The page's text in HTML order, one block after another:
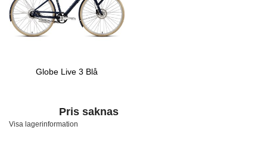
Globe Live 3 Blå
Pris saknas
Visa lagerinformation